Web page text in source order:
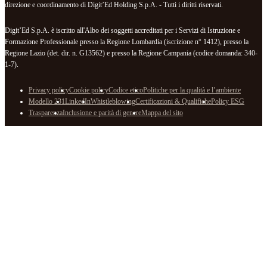
direzione e coordinamento di Digit’Ed Holding S.p.A. - Tutti i diritti riservati.
Digit’Ed S.p.A. è iscritto all'Albo dei soggetti accreditati per i Servizi di Istruzione e
Formazione Professionale presso la Regione Lombardia (iscrizione n° 1412), presso la
Regione Lazio (det. dir. n. G13562) e presso la Regione Campania (codice domanda: 340-
1-7).
Privacy policyCookie policyCodice eticoPolitiche per la qualità e l’ambiente
Modello 231LinkedInWhistleblowingCertificazioni & QualifichePolicy ESG
TrasparenzaInclusione e parità di genereMappa del sito